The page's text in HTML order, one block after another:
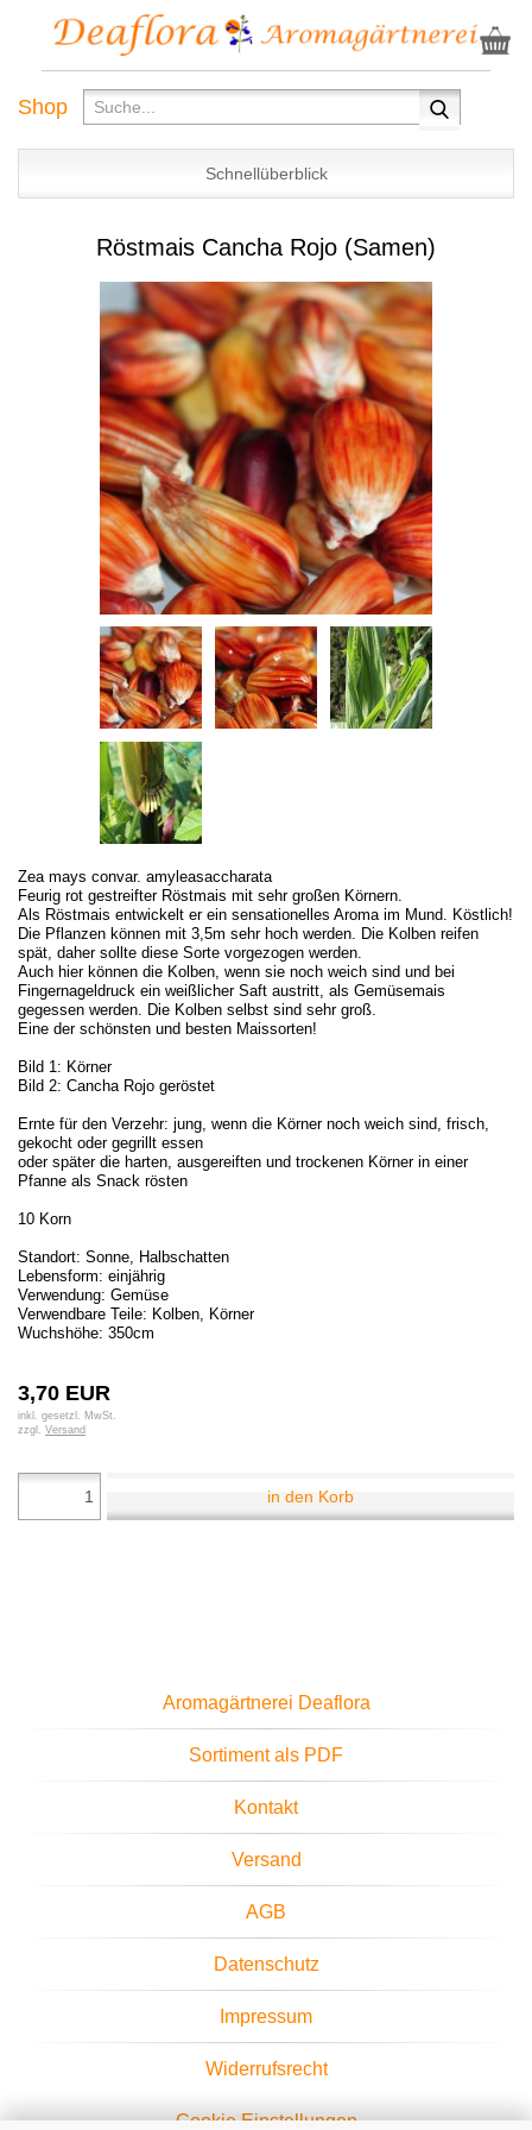
Shop
Schnellüberblick
Röstmais Cancha Rojo (Samen)
Zea mays convar. amyleasaccharata
Feurig rot gestreifter Röstmais mit sehr großen Körnern.
Als Röstmais entwickelt er ein sensationelles Aroma im Mund. Köstlich!
Die Pflanzen können mit 3,5m sehr hoch werden. Die Kolben reifen
spät, daher sollte diese Sorte vorgezogen werden.
Auch hier können die Kolben, wenn sie noch weich sind und bei
Fingernageldruck ein weißlicher Saft austritt, als Gemüsemais
gegessen werden. Die Kolben selbst sind sehr groß.
Eine der schönsten und besten Maissorten!
Bild 1: Körner
Bild 2: Cancha Rojo geröstet
Ernte für den Verzehr: jung, wenn die Körner noch weich sind, frisch,
gekocht oder gegrillt essen
oder später die harten, ausgereiften und trockenen Körner in einer
Pfanne als Snack rösten
10 Korn
Standort: Sonne, Halbschatten
Lebensform: einjährig
Verwendung: Gemüse
Verwendbare Teile: Kolben, Körner
Wuchshöhe: 350cm
3,70 EUR
inkl. gesetzl. MwSt.
zzgl. Versand
in den Korb
Aromagärtnerei Deaflora
Sortiment als PDF
Kontakt
Versand
AGB
Datenschutz
Impressum
Widerrufsrecht
Cookie Einstellungen